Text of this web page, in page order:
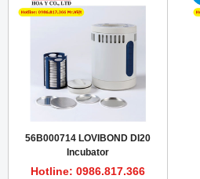
56B000714 LOVIBOND DI20
Incubator
Hotline: 0986.817.366